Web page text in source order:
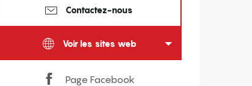
Contactez-nous
Voir les sites web
Page Facebook